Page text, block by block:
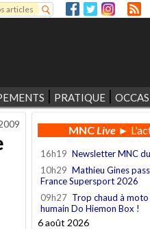
recherche
PRATIQUE
MNCLive►
16h19 Newsletter MNC
10h29 Mathieu Gines
France Supersport 2026
09h27 Trop chaud à
humain Do Hiemon Box !
6 août 2026